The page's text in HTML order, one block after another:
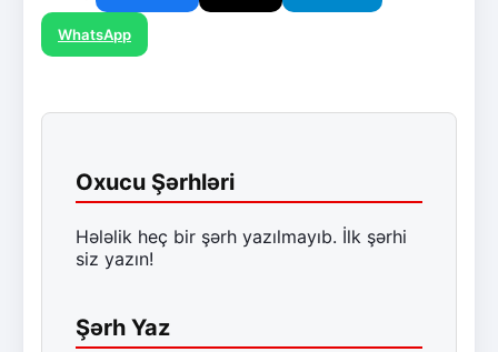
WhatsApp
Oxucu Şərhləri
Hələlik heç bir şərh yazılmayıb. İlk şərhi
siz yazın!
Şərh Yaz